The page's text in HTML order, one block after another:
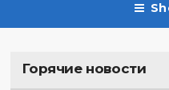
Горячие новости